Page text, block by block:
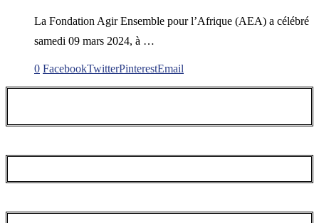
La Fondation Agir Ensemble pour l’Afrique (AEA) a célébré
samedi 09 mars 2024, à …
0 FacebookTwitterPinterestEmail